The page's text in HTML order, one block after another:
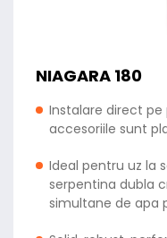
NIAGARA 180
Instalare direct
accesoriile sunt
Ideal pentru uz la
serpentina dubla
simultane de apa